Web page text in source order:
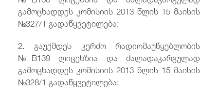
გამოცხადდეს კომისიის 2013 წლის 15 მაისის
№327/1 გადაწყვეტილება;
2. გაუქმდეს
კერძო რადიომაუწყებლობის
№B139 ლიცენზია და ძალადაკარგულად
გამოცხადდეს კომისიის 2013 წლის 15 მაისის
№328/1 გადაწყვეტილება;